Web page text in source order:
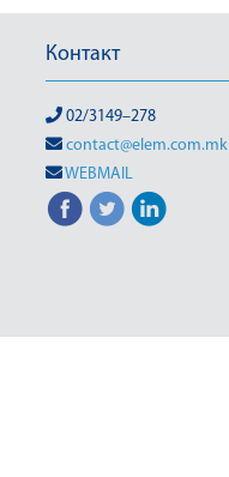
Контакт
02/3149–278
contact@elem.com.mk
WEBMAIL